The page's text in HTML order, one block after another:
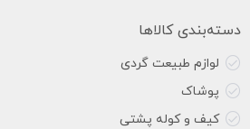
دسته‌بندی کالاها
لوازم طبیعت گردی
پوشاک
کیف و کوله پشتی